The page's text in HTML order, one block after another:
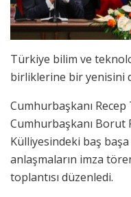
Türkiye bilim ve
birliklerine bir yenisini
Cumhurbaşkanı
Cumhurbaşkanı Borut
Külliyesindeki baş
anlaşmaların imza
toplantısı düzenledi.